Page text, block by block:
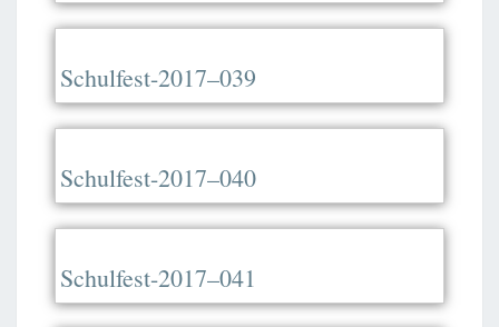
Schulfest-2017–039
Schulfest-2017–040
Schulfest-2017–041